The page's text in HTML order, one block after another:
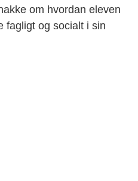
om hvordan eleven
fagligt og socialt i sin